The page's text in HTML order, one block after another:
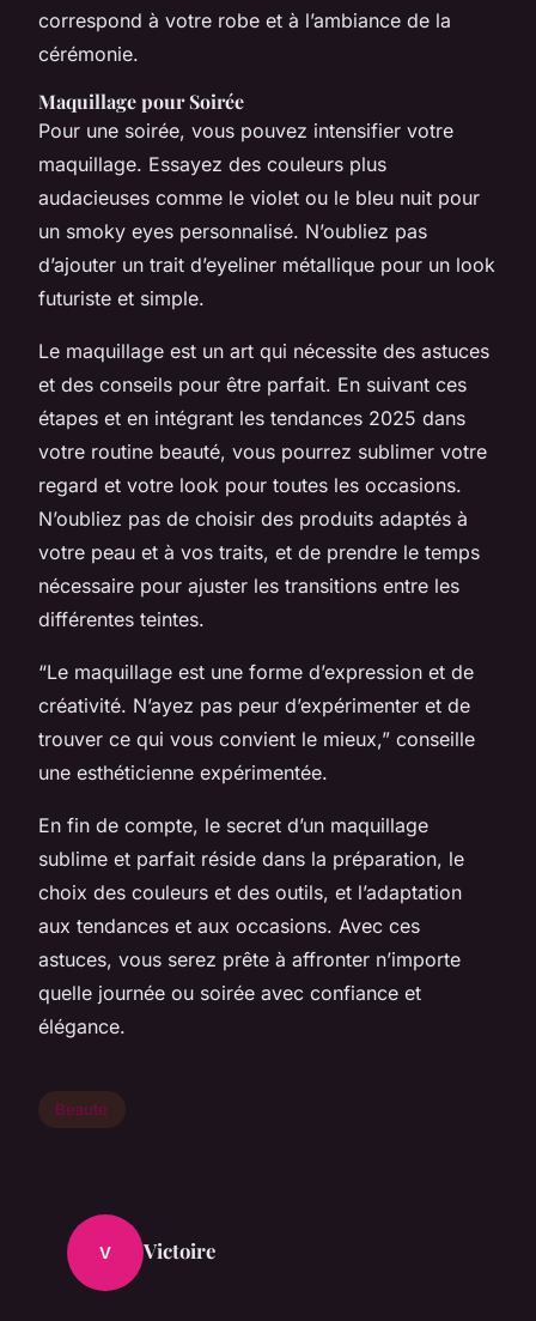
correspond à votre robe et à l’ambiance de la
cérémonie.
Maquillage pour Soirée
Pour une soirée, vous pouvez intensifier votre
maquillage. Essayez des couleurs plus
audacieuses comme le violet ou le bleu nuit pour
un smoky eyes personnalisé. N’oubliez pas
d’ajouter un trait d’eyeliner métallique pour un look
futuriste et simple.
Le maquillage est un art qui nécessite des astuces
et des conseils pour être parfait. En suivant ces
étapes et en intégrant les tendances 2025 dans
votre routine beauté, vous pourrez sublimer votre
regard et votre look pour toutes les occasions.
N’oubliez pas de choisir des produits adaptés à
votre peau et à vos traits, et de prendre le temps
nécessaire pour ajuster les transitions entre les
différentes teintes.
“Le maquillage est une forme d’expression et de
créativité. N’ayez pas peur d’expérimenter et de
trouver ce qui vous convient le mieux,” conseille
une esthéticienne expérimentée.
En fin de compte, le secret d’un maquillage
sublime et parfait réside dans la préparation, le
choix des couleurs et des outils, et l’adaptation
aux tendances et aux occasions. Avec ces
astuces, vous serez prête à affronter n’importe
quelle journée ou soirée avec confiance et
élégance.
Beaute
V Victoire